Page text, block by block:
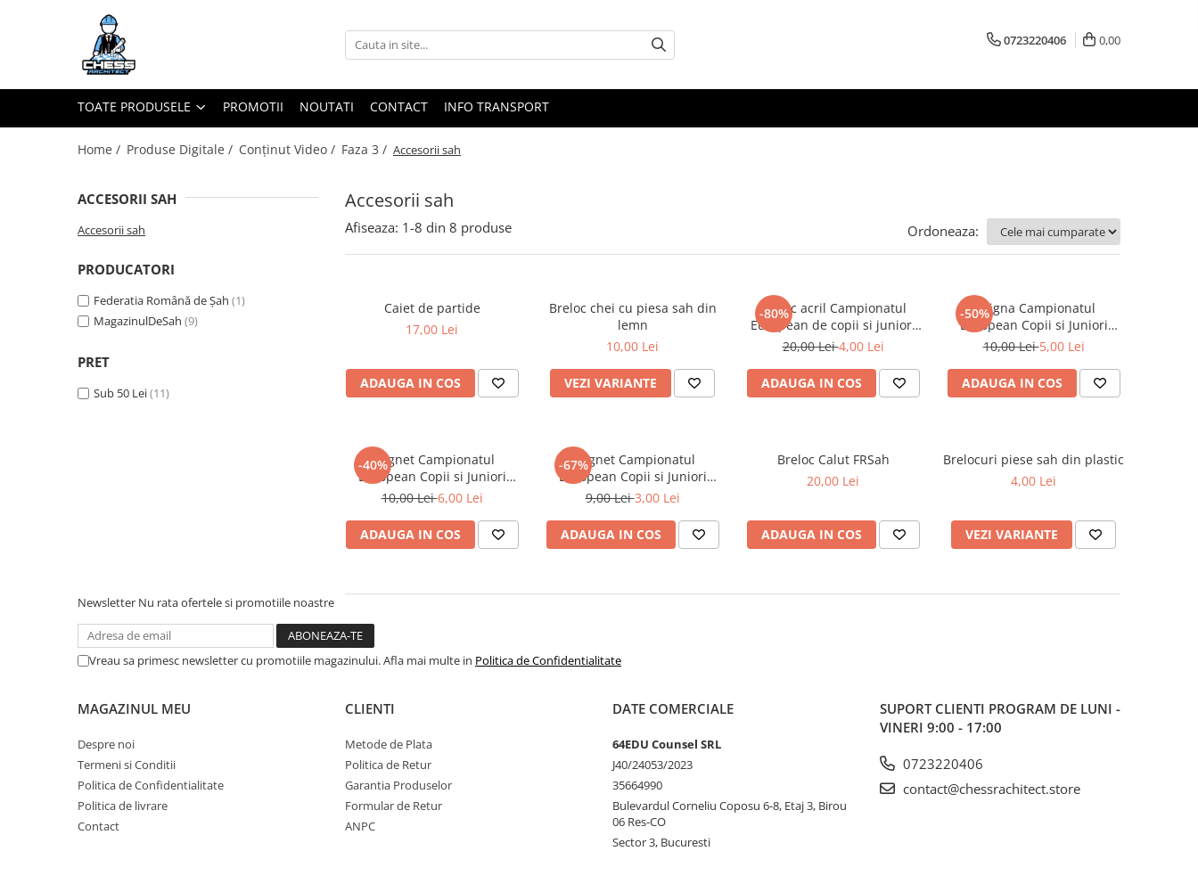
Toate Produsele
Accesorii tabla
Ceasuri Pentru Diverse Jocuri
Tabla De Sah Din Lemn
Cluburi Si Scoli
Colectie De Partide
colectie de partide
Computere de sah
Lemn De Sheesham
Piese de sah DGT
Piese De Sah Tematice Din Plastic
Piese Din Plastic
Piese rezerva
Piese sah electronice
Piese sah electronice
Piese Sah Tematice
0723220406 0,00
TOATE PRODUSELE PROMOTII NOUTATI CONTACT INFO TRANSPORT
Home / Produse Digitale / Conținut Video / Faza 3 / Accesorii sah
Accesorii sah
ACCESORII SAH
Accesorii sah
PRODUCATORI
Federatia Română de Șah (1)
MagazinulDeSah (9)
PRET
Sub 50 Lei(11)
Afiseaza: 1-8 din 8 produse Ordoneaza:
Caiet de partide
17,00 Lei
ADAUGA IN COS
Breloc chei cu piesa sah din
lemn
10,00 Lei
VEZI VARIANTE
-80%
Breloc acril Campionatul
European de copii si juniori
Mamaia 2017
20,00 Lei4,00 Lei
ADAUGA IN COS
-50%
Insigna Campionatul
European Copii si Juniori
Mamaia 2017
10,00 Lei5,00 Lei
ADAUGA IN COS
-40%
Magnet Campionatul
European Copii si Juniori
Mamaia 2017 - 6 x 9 cm
10,00 Lei6,00 Lei
ADAUGA IN COS
-67%
Magnet Campionatul
European Copii si Juniori
Mamaia 2017 - 48 x 68 mm
9,00 Lei3,00 Lei
ADAUGA IN COS
Breloc Calut FRSah
20,00 Lei
ADAUGA IN COS
Brelocuri piese sah din plastic
4,00 Lei
VEZI VARIANTE
Newsletter Nu rata ofertele si promotiile noastre
Vreau sa primesc newsletter cu promotiile magazinului. Afla mai multe in Politica de Confidentialitate
MAGAZINUL MEU
Despre noi
Termeni si Conditii
Politica de Confidentialitate
Politica de livrare
Contact
CLIENTI
Metode de Plata
Politica de Retur
Garantia Produselor
Formular de Retur
ANPC
DATE COMERCIALE
64EDU Counsel SRL
J40/24053/2023
35664990
Bulevardul Corneliu Coposu 6-8, Etaj 3, Birou
06 Res-CO
Sector 3, Bucuresti
SUPORT CLIENTI PROGRAM DE LUNI -
VINERI 9:00 - 17:00
0723220406
contact@chessrachitect.store